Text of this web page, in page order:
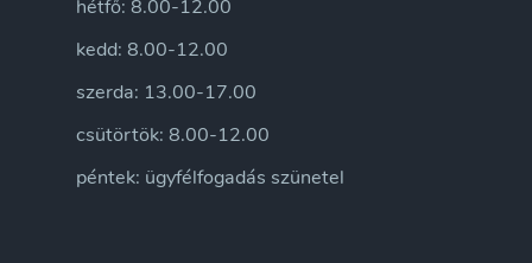
hétfő: 8.00-12.00
kedd: 8.00-12.00
szerda: 13.00-17.00
csütörtök: 8.00-12.00
péntek: ügyfélfogadás szünetel